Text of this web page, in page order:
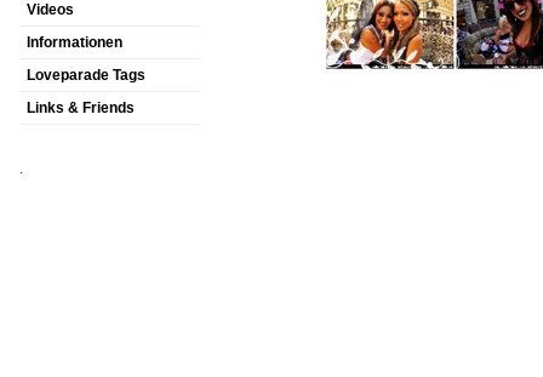
Videos
Informationen
Loveparade Tags
Links & Friends
.